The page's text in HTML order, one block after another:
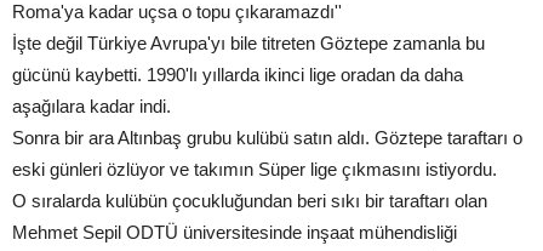
Roma'ya kadar uçsa o topu çıkaramazdı''
İşte değil Türkiye Avrupa'yı bile titreten Göztepe zamanla bu
gücünü kaybetti. 1990'lı yıllarda ikinci lige oradan da daha
aşağılara kadar indi.
Sonra bir ara Altınbaş grubu kulübü satın aldı. Göztepe taraftarı o
eski günleri özlüyor ve takımın Süper lige çıkmasını istiyordu.
O sıralarda kulübün çocukluğundan beri sıkı bir taraftarı olan
Mehmet Sepil ODTÜ üniversitesinde inşaat mühendisliği